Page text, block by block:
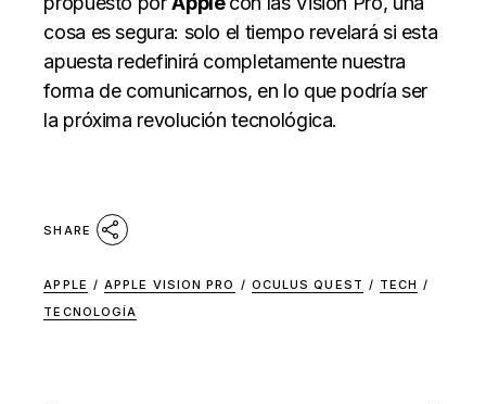
cosa es segura: solo el tiempo revelará si esta
apuesta redefinirá completamente nuestra
forma de comunicarnos, en lo que podría ser
la próxima revolución tecnológica.
SHARE
APPLE / APPLE VISION PRO / OCULUS QUEST / TECH /
TECNOLOGÍA